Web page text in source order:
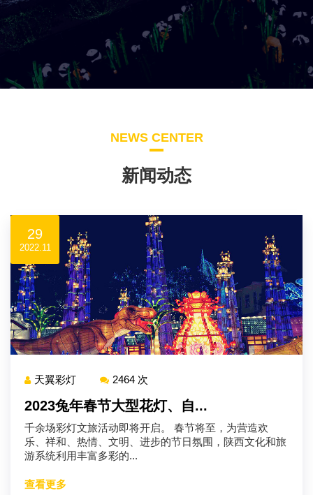
NEWS CENTER
新闻动态
29
2022.11
天翼彩灯 2464 次
2023兔年春节大型花灯、自...
千余场彩灯文旅活动即将开启。 春节将至，为营造欢
乐、祥和、热情、文明、进步的节日氛围，陕西文化和旅
游系统利用丰富多彩的...
查看更多